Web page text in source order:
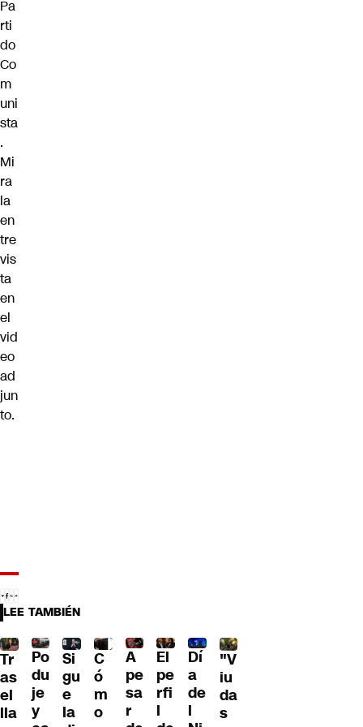
Pa
rti
do
Co
m
uni
sta
.
Mi
ra
la
en
tre
vis
ta
en
el
vid
eo
ad
jun
to.
LEE TAMBIÉN
Tr
as
el
lla
Po
du
je
y
Si
gu
e
la
C
ó
m
o
A
pe
sa
r
El
pe
rfi
l
Dí
a
de
l
"V
iu
da
s